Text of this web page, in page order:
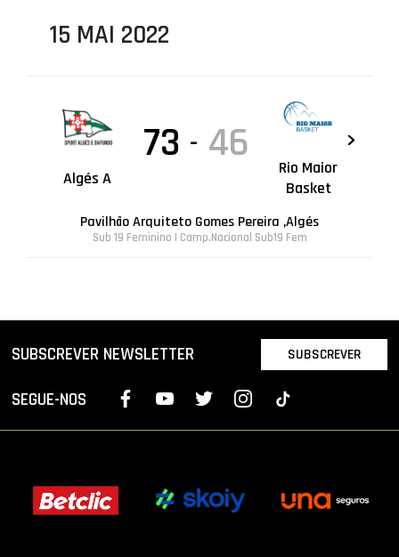
15 MAI 2022
Algés A
73 - 46
Rio Maior
Basket
Pavilhão Arquiteto Gomes Pereira ,Algés
Sub 19 Feminino | Camp.Nacional Sub19 Fem
SUBSCREVER NEWSLETTER SUBSCREVER
SEGUE-NOS